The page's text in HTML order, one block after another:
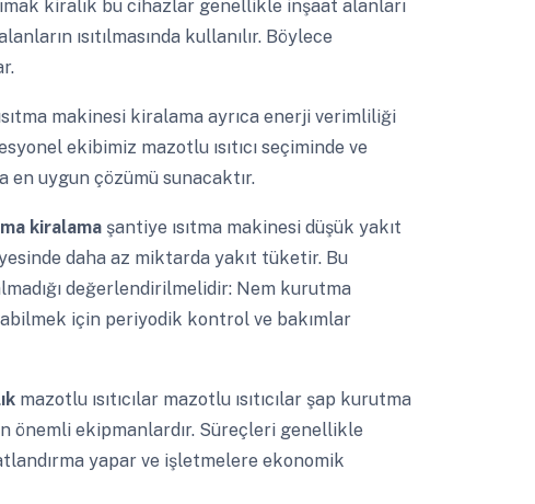
kiralık bu cihazlar genellikle inşaat alanları
ısıtılmasında kullanılır. Böylece
makinesi kiralama ayrıca enerji verimliliği
ekibimiz mazotlu ısıtıcı seçiminde ve
en uygun çözümü sunacaktır.
kiralama şantiye ısıtma makinesi düşük yakıt
daha az miktarda yakıt tüketir. Bu
değerlendirilmelidir: Nem kurutma
için periyodik kontrol ve bakımlar
mazotlu ısıtıcılar mazotlu ısıtıcılar şap kurutma
önemli ekipmanlardır. Süreçleri genellikle
yapar ve işletmelere ekonomik